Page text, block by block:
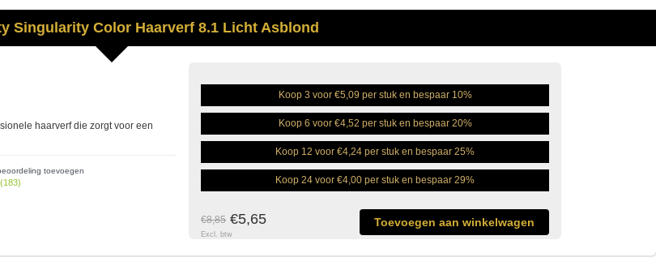
Singularity Color Haarverf 8.1 Licht Asblond
haarverf die zorgt voor een
toevoegen
Koop 3 voor €5,09 per stuk en bespaar 10%
Koop 6 voor €4,52 per stuk en bespaar 20%
Koop 12 voor €4,24 per stuk en bespaar 25%
Koop 24 voor €4,00 per stuk en bespaar 29%
€8,85 €5,65
Excl. btw